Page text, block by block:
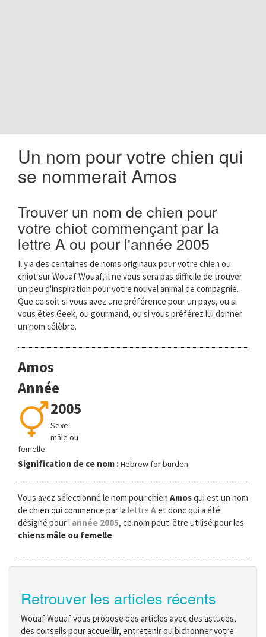
Un nom pour votre chien qui
se nommerait Amos
Trouver un nom de chien pour
votre chiot commençant par la
lettre A ou pour l'année 2005
Il y a des centaines de noms originaux pour votre chien ou
chiot sur Wouaf Wouaf, il ne vous sera pas difficile de trouver
un peu d'inspiration pour votre nouvel animal de compagnie.
Que ce soit si vous avez une préférence pour un pays, ou si
vous êtes Geek, ou gourmand, ou si vous préférez lui donner
un nom célèbre.
Amos
Année
2005
Sexe :
mâle ou
femelle
Signification de ce nom :Hebrew for burden
Vous avez sélectionné le nom pour chien Amosqui est un nom
de chien qui commence par la lettre Aet donc qui a été
désigné pourl'année 2005, ce nom peut-être utilisé pour les
chiens mâle ou femelle.
Retrouver les articles récents
Wouaf Wouaf vous propose des articles avec des astuces,
des conseils pour accueillir, entretenir ou bichonner votre